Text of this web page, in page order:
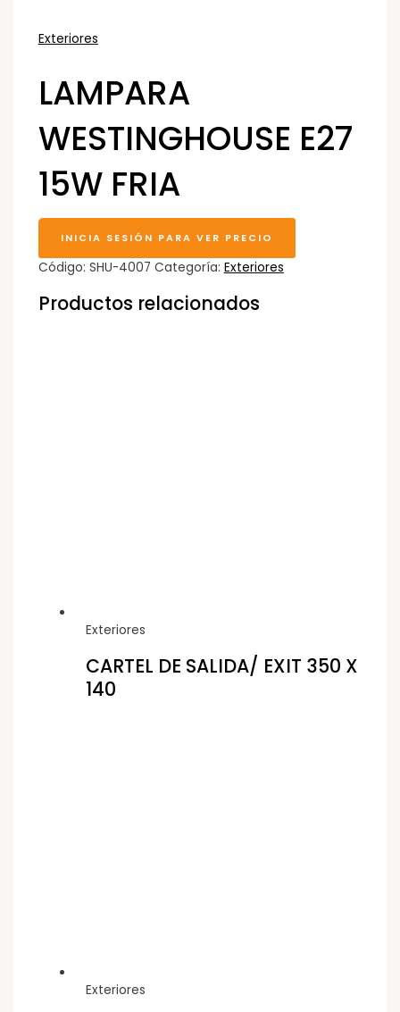
Exteriores
LAMPARA
WESTINGHOUSE E27
15W FRIA
INICIA SESIÓN PARA VER PRECIO
Código: SHU-4007 Categoría: Exteriores
Productos relacionados
Exteriores
CARTEL DE SALIDA/ EXIT 350 X
140
Exteriores